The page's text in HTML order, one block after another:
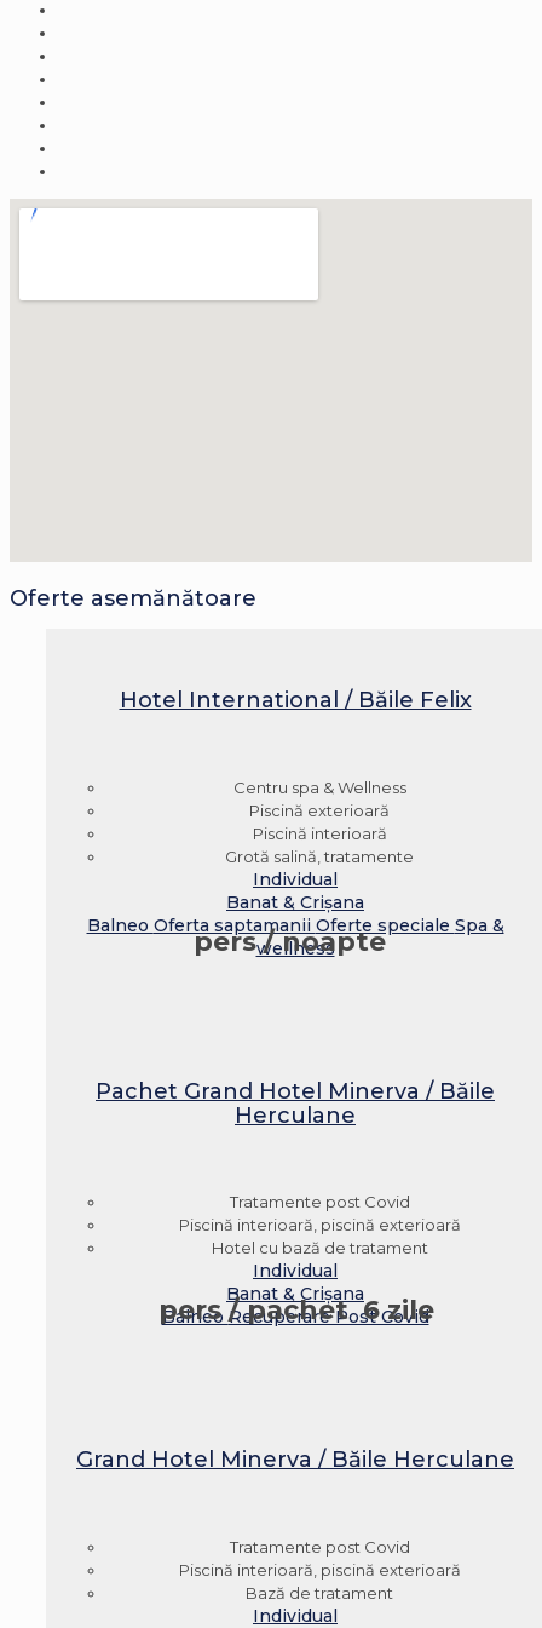
Oferte asemănătoare
Hotel International / Băile Felix
Centru spa & Wellness
Piscină exterioară
Piscină interioară
Grotă salină, tratamente
Individual
Banat & Crișana
Balneo Oferta saptamanii Oferte speciale Spa &
wellness
pers / noapte
Pachet Grand Hotel Minerva / Băile
Herculane
Tratamente post Covid
Piscină interioară, piscină exterioară
Hotel cu bază de tratament
Individual
Banat & Crișana
BalneoRecuperare Post Covid
pers / pachet6 zile
Grand Hotel Minerva / Băile Herculane
Tratamente post Covid
Piscină interioară, piscină exterioară
Bază de tratament
Individual